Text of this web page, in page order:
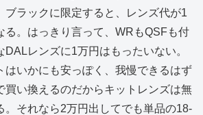
ブラックに限定すると、レンズ代が1
る。はっきり言って、WRもQSFも付
DALレンズに1万円はもったいない。
はいかにも安っぽく、我慢できるはず
買い換えるのだからキットレンズは無
。それなら2万円出してでも単品の18-